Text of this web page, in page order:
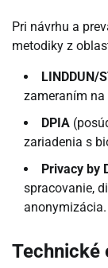
Pri návrhu a
metodiky z
LINDDUN/
zameraním na
DPIA
zariadenia s
Privacy by
spracovanie,
anonymizácia.
Technické